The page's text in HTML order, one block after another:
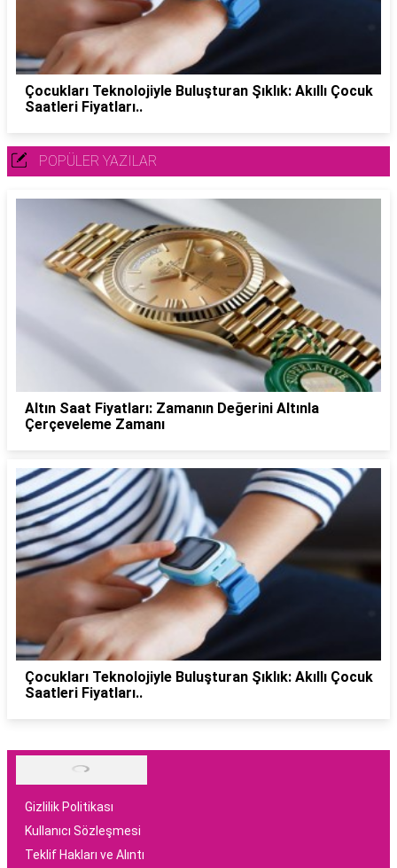
Çocukları Teknolojiyle Buluşturan Şıklık: Akıllı Çocuk
Saatleri Fiyatları..
POPÜLER YAZILAR
Altın Saat Fiyatları: Zamanın Değerini Altınla
Çerçeveleme Zamanı
Çocukları Teknolojiyle Buluşturan Şıklık: Akıllı Çocuk
Saatleri Fiyatları..
Gizlilik Politikası
Kullanıcı Sözleşmesi
Teklif Hakları ve Alıntı